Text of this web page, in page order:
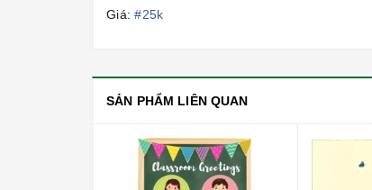
Giá:#25k
SẢN PHẨM LIÊN QUAN